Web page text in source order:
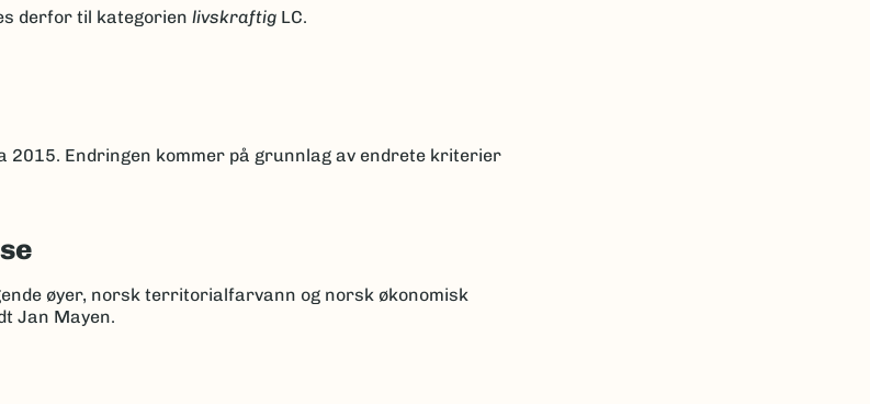
derfor til kategorien livskraftig LC.
2015. Endringen kommer på grunnlag av endrete kriterier
øyer, norsk territorialfarvann og norsk økonomisk
Jan Mayen.